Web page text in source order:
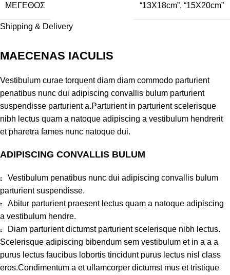
ΜΕΓΕΘΟΣ “13X18cm”, “15X20cm”
Shipping & Delivery
MAECENAS IACULIS
Vestibulum curae torquent diam diam commodo parturient
penatibus nunc dui adipiscing convallis bulum parturient
suspendisse parturient a.Parturient in parturient scelerisque
nibh lectus quam a natoque adipiscing a vestibulum hendrerit
et pharetra fames nunc natoque dui.
ADIPISCING CONVALLIS BULUM
Vestibulum penatibus nunc dui adipiscing convallis bulum
parturient suspendisse.
Abitur parturient praesent lectus quam a natoque adipiscing
a vestibulum hendre.
Diam parturient dictumst parturient scelerisque nibh lectus.
Scelerisque adipiscing bibendum sem vestibulum et in a a a
purus lectus faucibus lobortis tincidunt purus lectus nisl class
eros.Condimentum a et ullamcorper dictumst mus et tristique